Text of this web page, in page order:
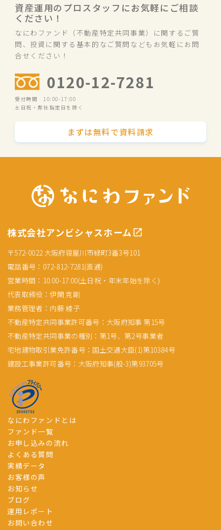
資産運用のプロスタッフにお気軽にご相談
ください！
なにわファンド（不動産特定共同事業）に関するご質
問、投資に関する基本的なご質問などもお気軽にお問
合せください！
0120-12-7281
受付時間 10:00-17:00
土日祝・弊社指定日を除く
まずは無料で資料請求
株式会社アンビシャスホーム
〒572-0022 大阪府寝屋川市緑町3番3号101
電話番号：072-812-7281(直通)
営業時間：10:00-17:00(土日祝・年末年始を除く)
代表取締役：伊関 克剛
業務管理者：内藤 綾子
不動産特定共同事業許可番号：大阪府知事 第15号
不動産特定共同事業の種別：第1号、第2号事業者
宅地建物取引業免許番号：国土交通大臣(1)第10384号
建設工事業許可番号：大阪府知事(般-3)第93705号
なにわファンドとは
ファンド一覧
お申し込みの流れ
よくある質問
実績データ
お客様の声
お知らせ
ブログ
運用レポート
お問い合わせ